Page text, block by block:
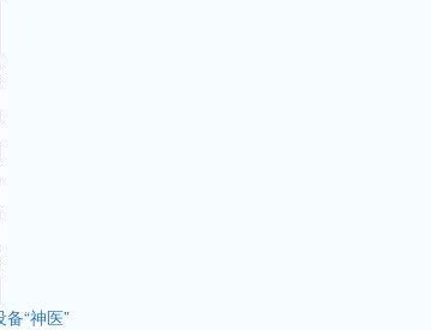
“神医”